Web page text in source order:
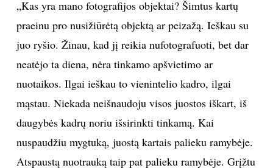
yra tik užuominos. Man įdomu būti tamsoje, laukti,
kas joje išryškės. Kuo ilgiau tūnau, tuo daugiau
pamatau. Taigi tas ciklas – išsėdėtas. Ir ta fotografija
tokia prigesinta, tamsi. Šviesos joje nedaug. Ją tarsi
sugėrę mano fotografuojami objektai.“
Ieškojimai
„Kas yra mano fotografijos objektai? Šimtus kartų
praeinu pro nusižiūrėtą objektą ar peizažą. Ieškau su